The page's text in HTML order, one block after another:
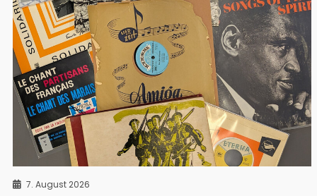
7. August 2026